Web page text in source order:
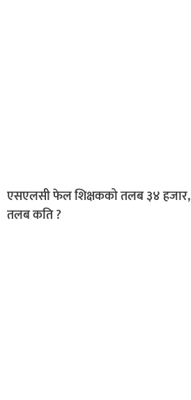
एसएलसी फेल शिक्षकको तलब ३४ हजार,
तलब कति ?